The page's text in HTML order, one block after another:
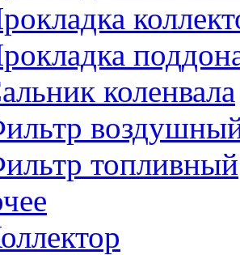
коленвала
топливный